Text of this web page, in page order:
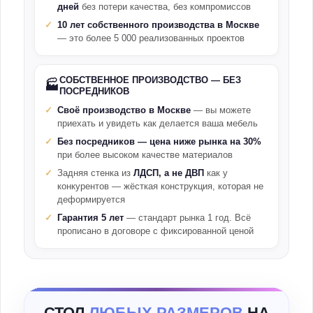
дней без потери качества, без компромиссов
10 лет собственного производства в Москве
— это более 5 000 реализованных проектов
🏭СОБСТВЕННОЕ ПРОИЗВОДСТВО — БЕЗ
ПОСРЕДНИКОВ
Своё производство в Москве — вы можете
приехать и увидеть как делается ваша мебель
Без посредников — цена ниже рынка на 30%
при более высоком качестве материалов
Задняя стенка из ЛДСП, а не ДВП как у
конкурентов — жёсткая конструкция, которая не
деформируется
Гарантия 5 лет — стандарт рынка 1 год. Всё
прописано в договоре с фиксированной ценой